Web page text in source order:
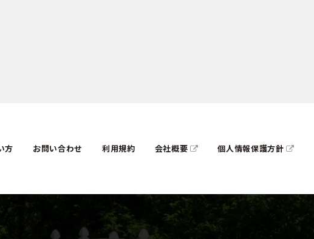
方 お問い合わせ 利用規約 会社概要 個人情報保護方針